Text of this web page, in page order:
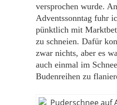
versprochen wurde.
Adventssonntag fuhr
pünktlich mit
zu schneien. Dafür
zwar nichts, aber es
auch einmal im
Budenreihen zu